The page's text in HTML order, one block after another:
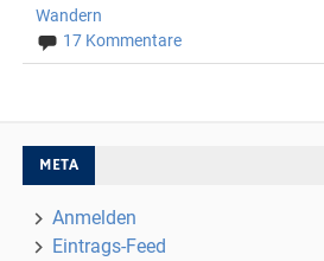
Wandern
17 Kommentare
META
Anmelden
Eintrags-Feed